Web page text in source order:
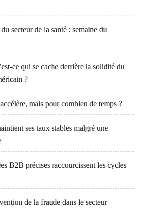
secteur de la santé : semaine du
ce qui se cache derrière la solidité du
?
mais pour combien de temps ?
ses taux stables malgré une
B2B précises raccourcissent les cycles
de la fraude dans le secteur